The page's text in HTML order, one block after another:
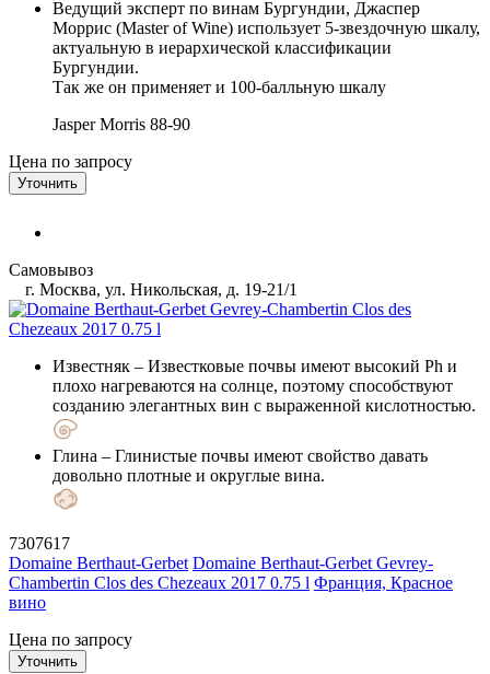
Ведущий эксперт по винам Бургундии, Джаспер
Моррис (Master of Wine) использует 5-звездочную шкалу,
актуальную в иерархической классификации
Бургундии.
Так же он применяет и 100-балльную шкалу
Jasper Morris 88-90
Цена по запросу
Уточнить
Самовывоз
г. Москва, ул. Никольская, д. 19-21/1
Известняк – Известковые почвы имеют высокий Ph и
плохо нагреваются на солнце, поэтому способствуют
созданию элегантных вин с выраженной кислотностью.
Глина – Глинистые почвы имеют свойство давать
довольно плотные и округлые вина.
7307617
Domaine Berthaut-Gerbet Domaine Berthaut-Gerbet Gevrey-
Chambertin Clos des Chezeaux 2017 0.75 l Франция, Красное
вино
Цена по запросу
Уточнить